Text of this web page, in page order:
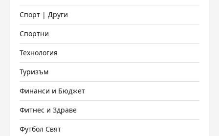
Спорт | Други
Спортни
Технология
Туризъм
Финанси и Бюджет
Фитнес и Здраве
Футбол Свят